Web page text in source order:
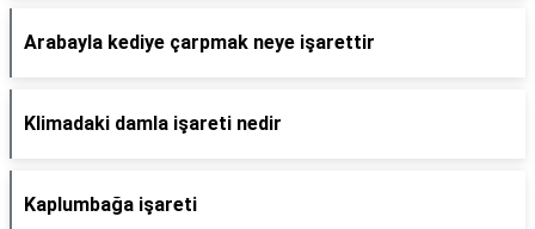
Arabayla kediye çarpmak neye işarettir
Klimadaki damla işareti nedir
Kaplumbağa işareti